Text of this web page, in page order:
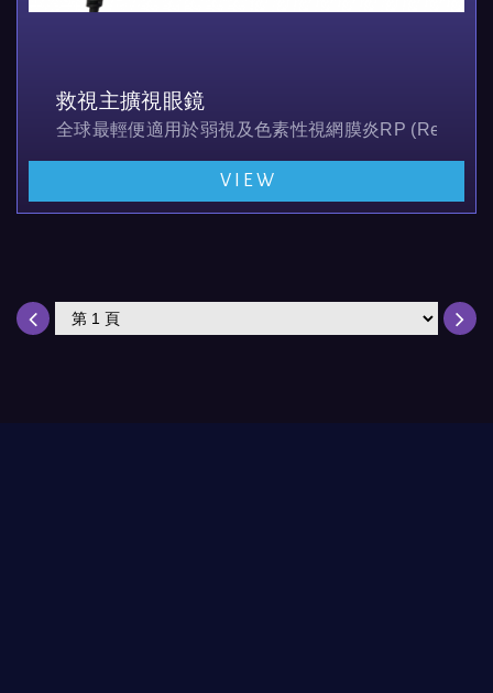
救視主擴視眼鏡
全球最輕便適用於弱視及色素性視網膜炎RP
VIEW